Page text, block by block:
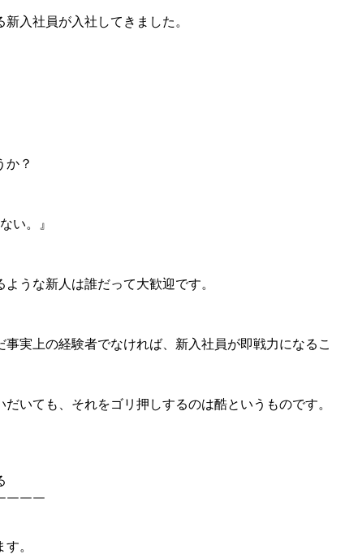
入社員が入社してきました。
？
い。』
うな新人は誰だって大歓迎です。
実上の経験者でなければ、新入社員が即戦力になるこ
いても、それをゴリ押しするのは酷というものです。
￣￣￣
。